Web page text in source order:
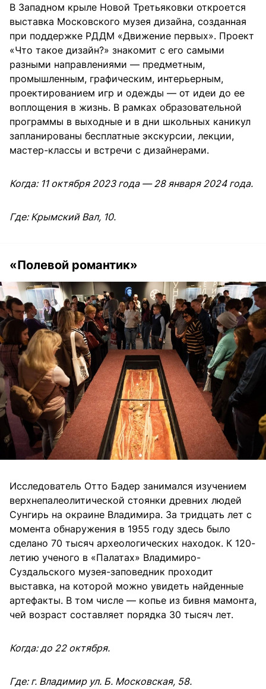
В Западном крыле Новой Третьяковки откроется
выставка Московского музея дизайна, созданная
при поддержке РДДМ «Движение первых». Проект
«Что такое дизайн?» знакомит с его самыми
разными направлениями — предметным,
промышленным, графическим, интерьерным,
проектированием игр и одежды — от идеи до ее
воплощения в жизнь. В рамках образовательной
программы в выходные и в дни школьных каникул
запланированы бесплатные экскурсии, лекции,
мастер-классы и встречи с дизайнерами.
Когда: 11 октября 2023 года — 28 января 2024 года.
Где: Крымский Вал, 10.
«Полевой романтик»
Исследователь Отто Бадер занимался изучением
верхнепалеолитической стоянки древних людей
Сунгирь на окраине Владимира. За тридцать лет с
момента обнаружения в 1955 году здесь было
сделано 70 тысяч археологических находок. К 120-
летию ученого в «Палатах» Владимиро-
Суздальского музея-заповедник проходит
выставка, на которой можно увидеть найденные
артефакты. В том числе — копье из бивня мамонта,
чей возраст составляет порядка 30 тысяч лет.
Когда: до 22 октября.
Где: г. Владимир ул. Б. Московская, 58.